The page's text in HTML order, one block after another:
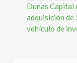
Dunas Capital
adquisición
vehículo de